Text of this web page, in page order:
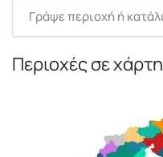
Περιοχές σε χάρτη